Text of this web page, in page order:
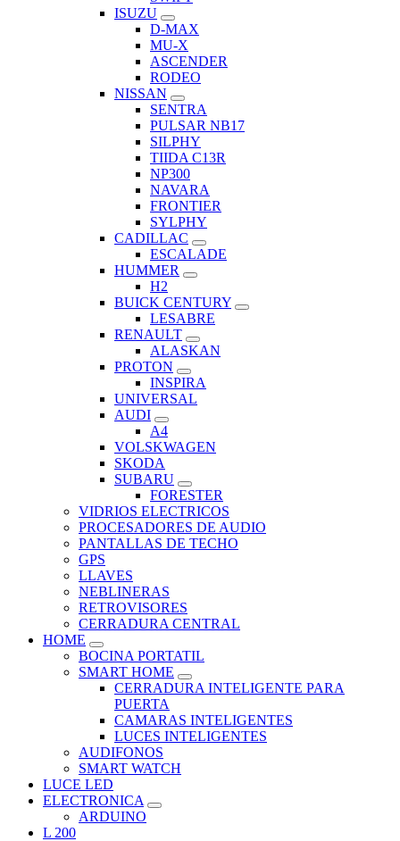
ISUZU
D-MAX
MU-X
ASCENDER
RODEO
NISSAN
SENTRA
PULSAR NB17
SILPHY
TIIDA C13R
NP300
NAVARA
FRONTIER
SYLPHY
CADILLAC
ESCALADE
HUMMER
H2
BUICK CENTURY
LESABRE
RENAULT
ALASKAN
PROTON
INSPIRA
UNIVERSAL
AUDI
A4
VOLSKWAGEN
SKODA
SUBARU
FORESTER
VIDRIOS ELECTRICOS
PROCESADORES DE AUDIO
PANTALLAS DE TECHO
GPS
LLAVES
NEBLINERAS
RETROVISORES
CERRADURA CENTRAL
HOME
BOCINA PORTATIL
SMART HOME
CERRADURA INTELIGENTE PARA
PUERTA
CAMARAS INTELIGENTES
LUCES INTELIGENTES
AUDIFONOS
SMART WATCH
LUCE LED
ELECTRONICA
ARDUINO
L 200